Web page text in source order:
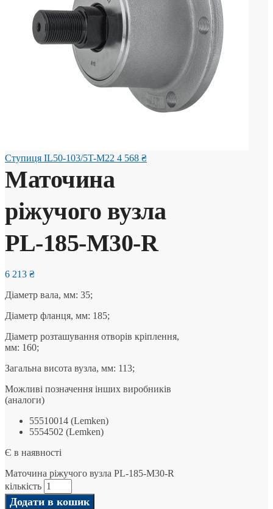
Ступиця IL50-103/5T-M22 4 568 ₴
Маточина
ріжучого вузла
PL-185-M30-R
6 213 ₴
Діаметр вала, мм: 35;
Діаметр фланця, мм: 185;
Діаметр розташування отворів кріплення,
мм: 160;
Загальна висота вузла, мм: 113;
Можливі позначення інших виробників
(аналоги)
55510014 (Lemken)
5554502 (Lemken)
Є в наявності
Маточина ріжучого вузла PL-185-M30-R
кількість
Додати в кошик